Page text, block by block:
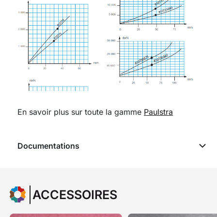
En savoir plus sur toute la gamme Paulstra
Documentations
ACCESSOIRES